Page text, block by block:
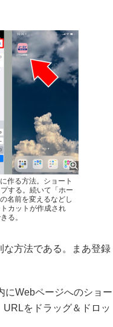
作る方法。ショート
する。続いて「ホー
名前を変えるなどし
カットが作成され
る。
方法である。まあ登録
Webページへのショー
URLをドラッグ＆ドロッ